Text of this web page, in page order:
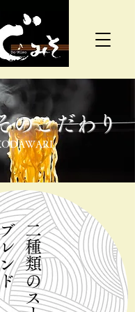
のこだわり